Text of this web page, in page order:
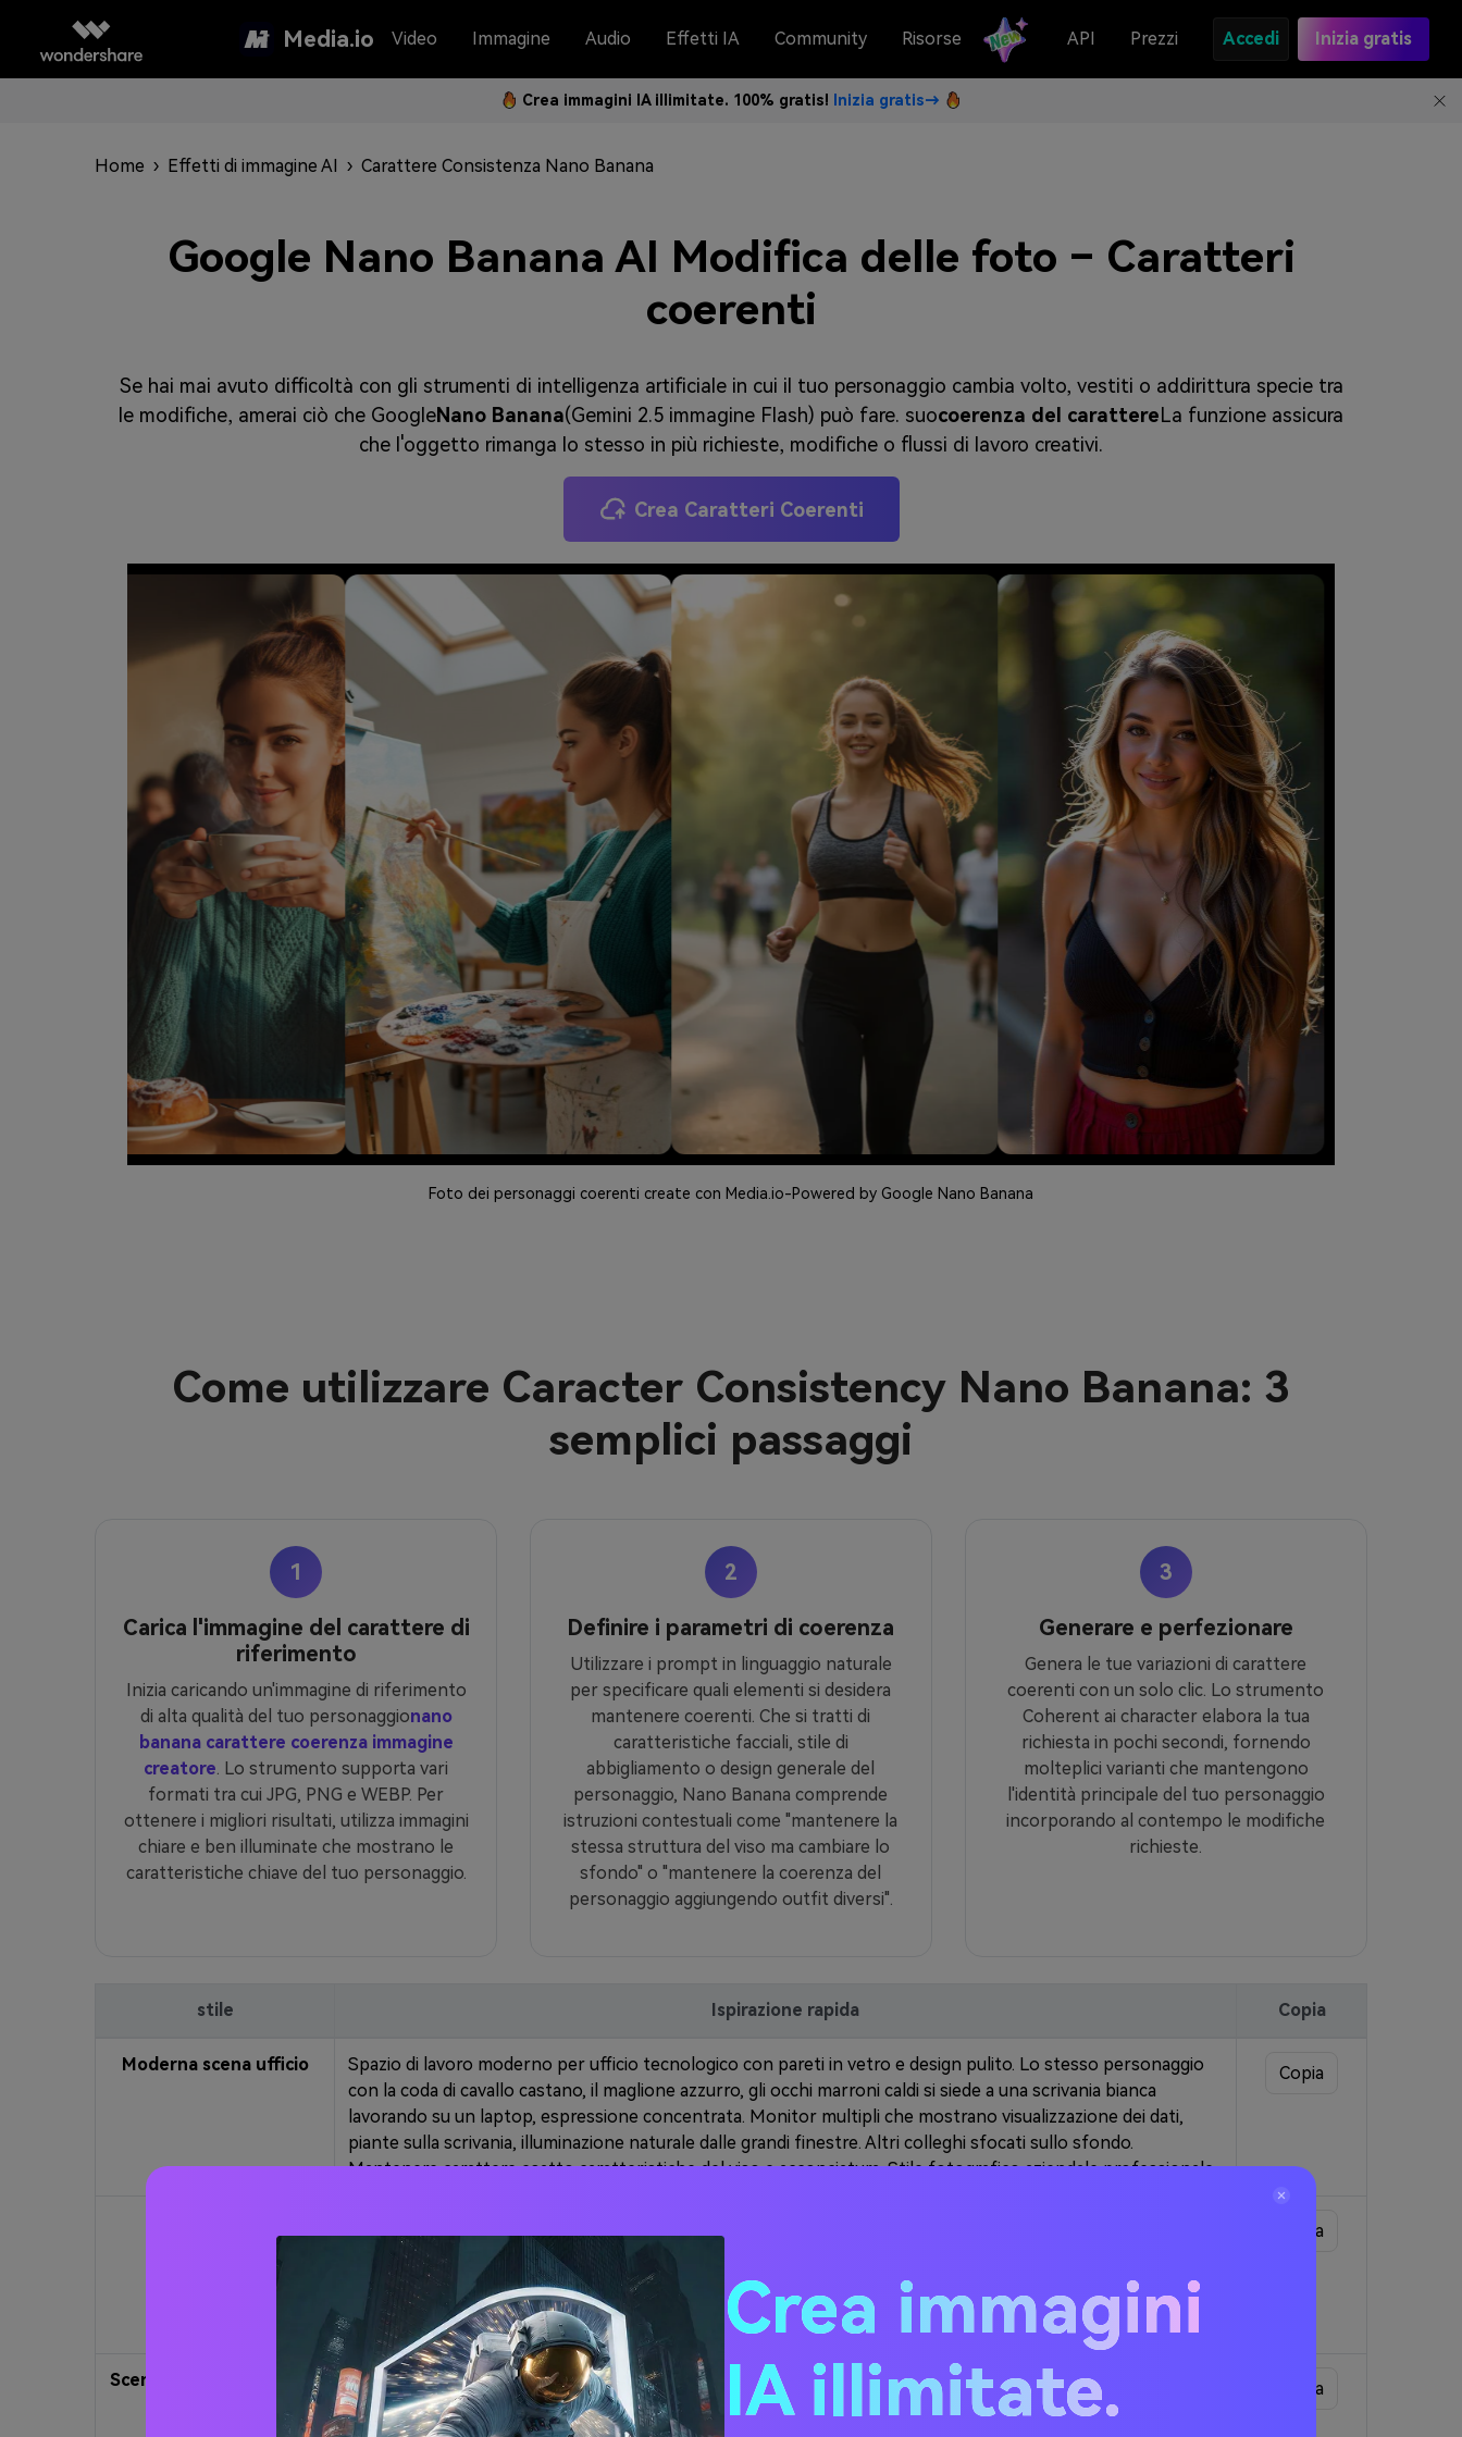
Media.io Video Immagine Audio Effetti IA Community Risorse API Prezzi Accedi Inizia gratis
Crea immagini IA illimitate. 100% gratis! Inizia gratis→
Home › Effetti di immagine AI › Carattere Consistenza Nano Banana
Google Nano Banana AI Modifica delle foto – Caratteri
coerenti
Se hai mai avuto difficoltà con gli strumenti di intelligenza artificiale in cui il tuo personaggio cambia volto, vestiti o addirittura specie tra
le modifiche, amerai ciò che GoogleNano Banana(Gemini 2.5 immagine Flash) può fare. suocoerenza del carattereLa funzione assicura
che l'oggetto rimanga lo stesso in più richieste, modifiche o flussi di lavoro creativi.
Crea Caratteri Coerenti
Foto dei personaggi coerenti create con Media.io-Powered by Google Nano Banana
Come utilizzare Caracter Consistency Nano Banana: 3
semplici passaggi
1
Carica l'immagine del carattere di
riferimento
Inizia caricando un'immagine di riferimento
di alta qualità del tuo personaggionano
banana carattere coerenza immagine
creatore. Lo strumento supporta vari
formati tra cui JPG, PNG e WEBP. Per
ottenere i migliori risultati, utilizza immagini
chiare e ben illuminate che mostrano le
caratteristiche chiave del tuo personaggio.
2
Definire i parametri di coerenza
Utilizzare i prompt in linguaggio naturale
per specificare quali elementi si desidera
mantenere coerenti. Che si tratti di
caratteristiche facciali, stile di
abbigliamento o design generale del
personaggio, Nano Banana comprende
istruzioni contestuali come "mantenere la
stessa struttura del viso ma cambiare lo
sfondo" o "mantenere la coerenza del
personaggio aggiungendo outfit diversi".
3
Generare e perfezionare
Genera le tue variazioni di carattere
coerenti con un solo clic. Lo strumento
Coherent ai character elabora la tua
richiesta in pochi secondi, fornendo
molteplici varianti che mantengono
l'identità principale del tuo personaggio
incorporando al contempo le modifiche
richieste.
stile Ispirazione rapida Copia
Moderna scena ufficio
Spazio di lavoro moderno per ufficio tecnologico con pareti in vetro e design pulito. Lo stesso personaggio
con la coda di cavallo castano, il maglione azzurro, gli occhi marroni caldi si siede a una scrivania bianca
lavorando su un laptop, espressione concentrata. Monitor multipli che mostrano visualizzazione dei dati,
piante sulla scrivania, illuminazione naturale dalle grandi finestre. Altri colleghi sfocati sullo sfondo.
Mantenere carattere esatto caratteristiche del viso e acconciatura. Stile fotografico aziendale professionale.
Copia
castanei in coda di cavallo, maglione azzurro, occhi marroni caldi si siede a un tavolo di legno, tiene una tazza
di caffè con entrambe le mani, sorriso delicato sul viso. Vapore che sale dal caffè, pasticcini sul tavolo, sfondo
sfocato con altri clienti. Ora d'oro illuminazione attraverso grandi finestre. Mantenere l'esatta coerenza dei
caratteri dal riferimento. Stile fotografico di lifestyle professionale.
Copia
Scene sportive all'aperto
Bellissimo parco cittadino con alberi verdi e percorso da jogging. Lo stesso personaggio con i capelli castanei
in coda di cavallo (ora in abbigliamento sportivo-top sportivo grigio e leggings neri, ma mantenendo lo
stesso viso, occhi marroni caldi e acconciatura) che corre lungo il sentiero con espressione energica. La luce
Copia
Crea immagini
IA illimitate.